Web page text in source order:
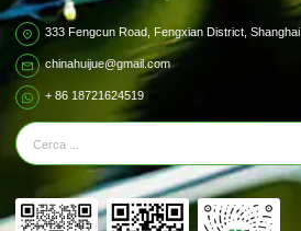
333 Fengcun Road, Fengxian District, Shanghai
chinahuijue@gmail.com
+ 86 18721624519